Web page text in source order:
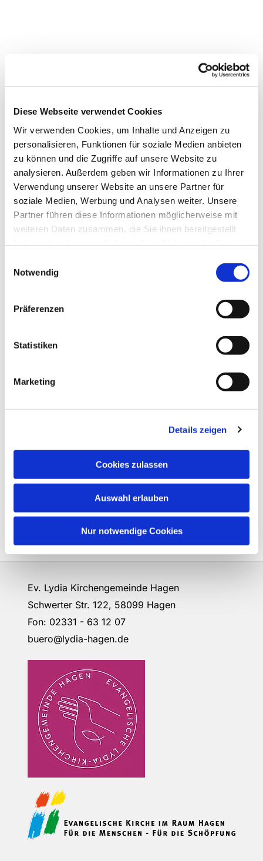
Diese Webseite verwendet Cookies
Wir verwenden Cookies, um Inhalte und Anzeigen zu
personalisieren, Funktionen für soziale Medien anbieten
zu können und die Zugriffe auf unsere Website zu
analysieren. Außerdem geben wir Informationen zu Ihrer
Verwendung unserer Website an unsere Partner für
soziale Medien, Werbung und Analysen weiter. Unsere
Partner führen diese Informationen möglicherweise mit
weiteren Daten zusammen, die Sie ihnen bereitgestellt
Notwendig
Präferenzen
Statistiken
Marketing
Details zeigen
Cookies zulassen
Auswahl erlauben
Nur notwendige Cookies
Dies könnte Sie auch
interessieren
Ev. Lydia Kirchengemeinde Hagen
Schwerter Str. 122, 58099 Hagen
Fon: 02331 - 63 12 07
buero@lydia-hagen.de